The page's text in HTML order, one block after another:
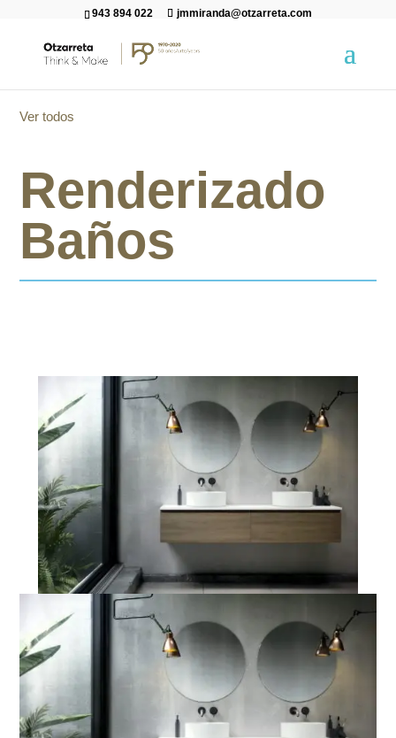
943 894 022 jmmiranda@otzarreta.com
Ver todos
Renderizado
Baños